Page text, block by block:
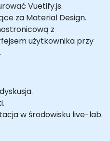
Vuetify.js.
za Material Design.
z
użytkownika przy
w środowisku live-lab.